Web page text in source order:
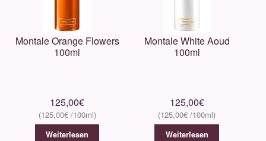
Montale Orange Flowers
100ml
125,00€
125,00€
Weiterlesen
Montale White Aoud
100ml
125,00€
125,00€
Weiterlesen